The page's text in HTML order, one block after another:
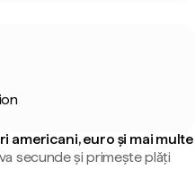
americani, euro și mai multe
secunde și primește plăți